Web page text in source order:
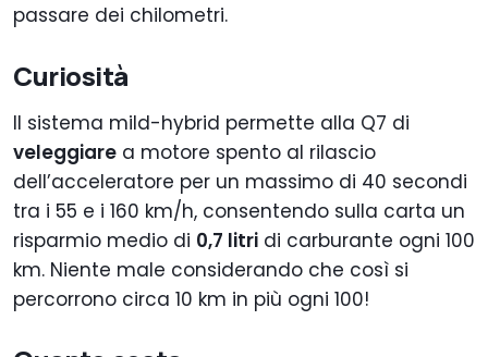
passare dei chilometri.
Curiosità
Il sistema mild-hybrid permette alla Q7 di
veleggiare a motore spento al rilascio
dell’acceleratore per un massimo di 40 secondi
tra i 55 e i 160 km/h, consentendo sulla carta un
risparmio medio di 0,7 litri di carburante ogni 100
km. Niente male considerando che così si
percorrono circa 10 km in più ogni 100!